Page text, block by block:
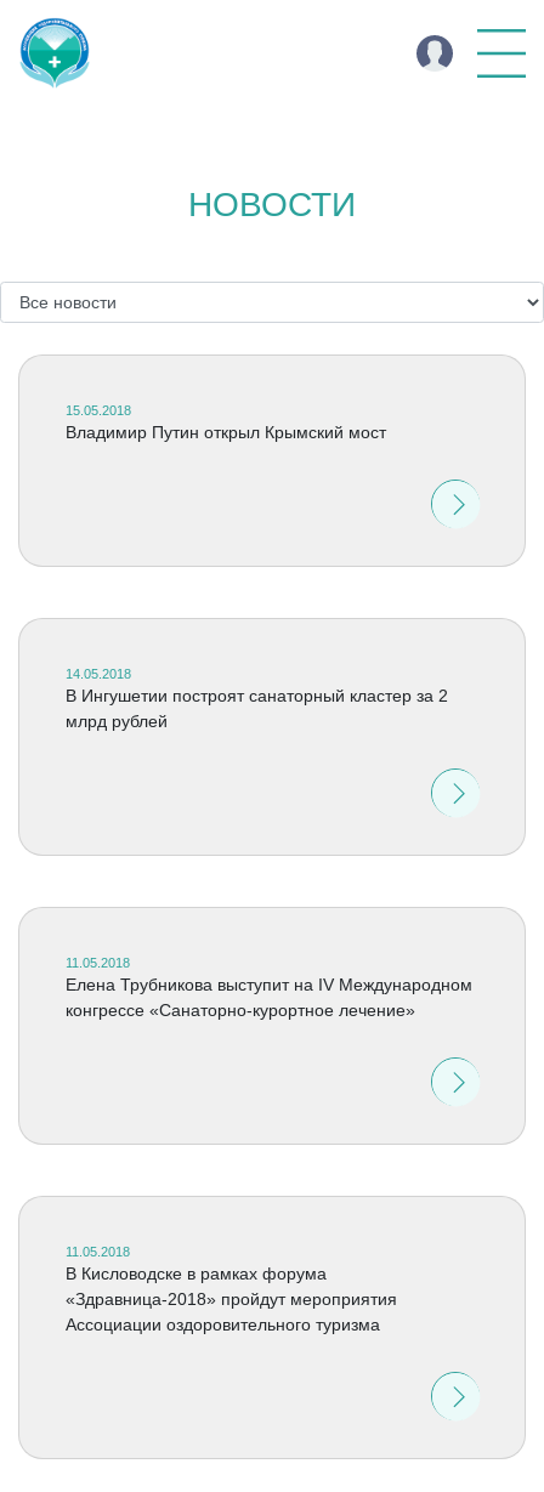
НОВОСТИ
15.05.2018
Владимир Путин открыл Крымский мост
14.05.2018
В Ингушетии построят санаторный кластер за 2
млрд рублей
11.05.2018
Елена Трубникова выступит на IV Международном
конгрессе «Санаторно-курортное лечение»
11.05.2018
В Кисловодске в рамках форума
«Здравница-2018» пройдут мероприятия
Ассоциации оздоровительного туризма